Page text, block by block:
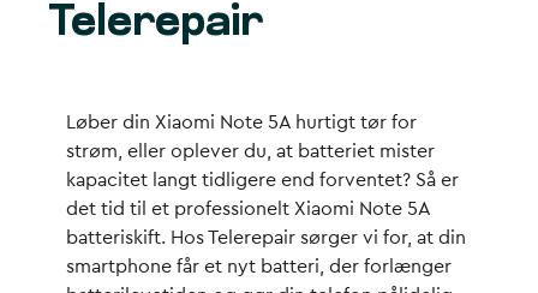
Telerepair
Løber din Xiaomi Note 5A hurtigt tør for
strøm, eller oplever du, at batteriet mister
kapacitet langt tidligere end forventet? Så er
det tid til et professionelt Xiaomi Note 5A
batteriskift. Hos Telerepair sørger vi for, at din
smartphone får et nyt batteri, der forlænger